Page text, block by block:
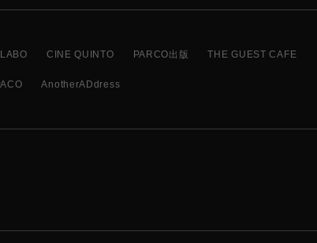
CINE QUINTO PARCO出版 THE GUEST CAFE
AnotherADdress